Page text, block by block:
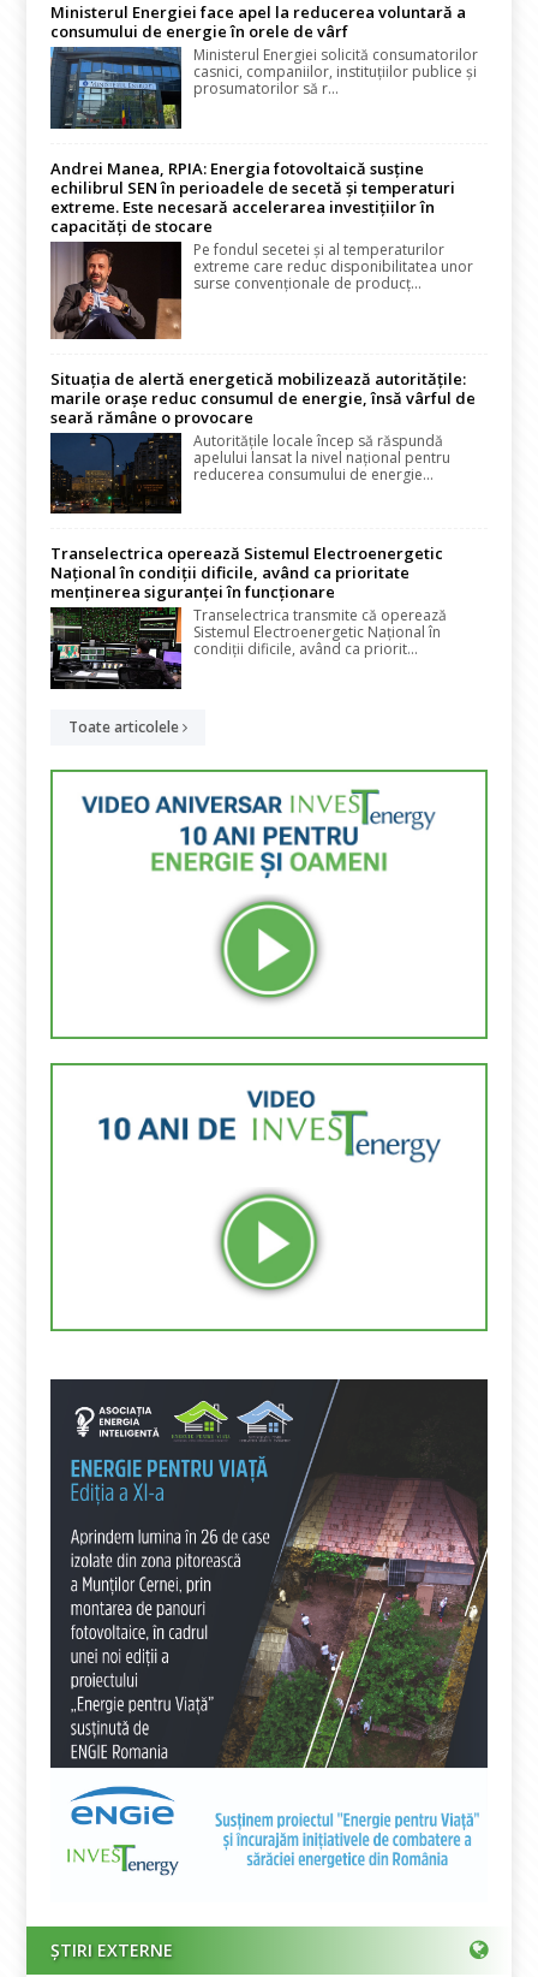
Ministerul Energiei face apel la reducerea voluntară a
consumului de energie în orele de vârf
Ministerul Energiei solicită consumatorilor
casnici, companiilor, instituțiilor publice și
prosumatorilor să r...
Andrei Manea, RPIA: Energia fotovoltaică susține
echilibrul SEN în perioadele de secetă și temperaturi
extreme. Este necesară accelerarea investițiilor în
capacități de stocare
Pe fondul secetei și al temperaturilor
extreme care reduc disponibilitatea unor
surse convenționale de producț...
Situația de alertă energetică mobilizează autoritățile:
marile orașe reduc consumul de energie, însă vârful de
seară rămâne o provocare
Autoritățile locale încep să răspundă
apelului lansat la nivel național pentru
reducerea consumului de energie...
Transelectrica operează Sistemul Electroenergetic
Național în condiții dificile, având ca prioritate
menținerea siguranței în funcționare
Transelectrica transmite că operează
Sistemul Electroenergetic Național în
condiții dificile, având ca priorit...
Toate articolele
ȘTIRI EXTERNE